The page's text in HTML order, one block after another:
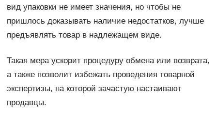
вид упаковки не имеет значения, но чтобы не
пришлось доказывать наличие недостатков, лучше
предъявлять товар в надлежащем виде.
Такая мера ускорит процедуру обмена или возврата,
а также позволит избежать проведения товарной
экспертизы, на которой зачастую настаивают
продавцы.